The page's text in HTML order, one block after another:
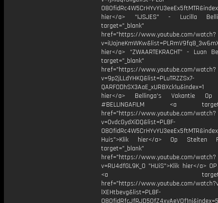
hier</a> “IJSJES" - Lucilla
target="_blank"
href="https://www.youtube.com/watch?
hier</a> “ZWAARTEKRACHT” - Luan
target="_blank"
href="https://www.youtube.com/watch?
v=9p2jLLdYHKQ&list=PLuTRZZSx7-
hier</a> Bellinga's Vakantie Op
#BELLINGAFILM <a
href="https://www.youtube.com/watch?
v=OvdcGydXiDQ&list=PL8F-
Huis">Klik hier</a> Op Stelten
target="_blank"
href="https://www.youtube.com/watch?
v=RU4dfGL9K_0 "HUiS">Klik hier</a> OP
<a
href="https://www.youtube.com/
lXEHtbevg&list=PL8F-